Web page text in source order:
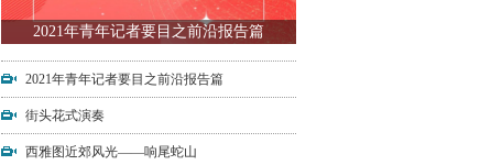
2021年青年记者要目之前沿报告篇
2021年青年记者要目之前沿报告篇
街头花式演奏
西雅图近郊风光——响尾蛇山